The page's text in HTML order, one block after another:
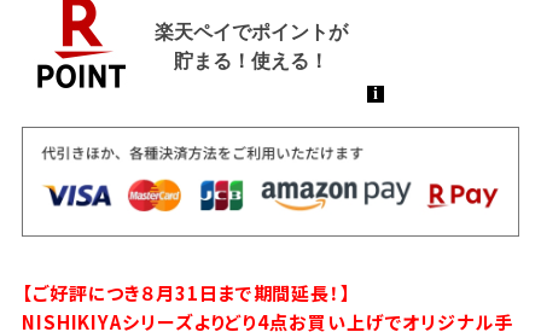
【ご好評につき８月31日まで期間延長！】
NISHIKIYAシリーズよりどり4点お買い上げでオリジナル手